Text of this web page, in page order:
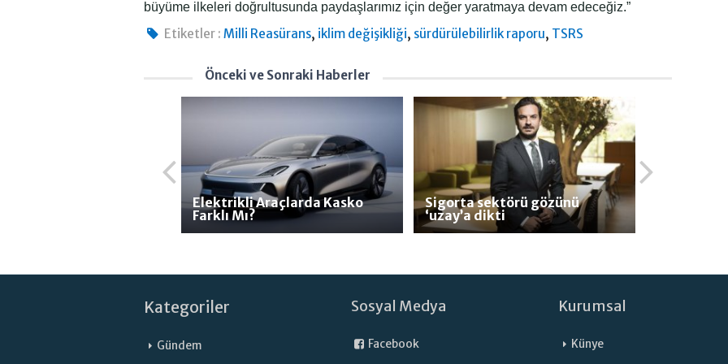
büyüme ilkeleri doğrultusunda paydaşlarımız için değer yaratmaya devam edeceğiz.”
Etiketler : Milli Reasürans, iklim değişikliği, sürdürülebilirlik raporu, TSRS
Önceki ve Sonraki Haberler
Elektrikli Araçlarda Kasko
Farklı Mı?
Sigorta sektörü gözünü
‘uzay’a dikti
Kategoriler
Gündem
Sosyal Medya
Facebook
Kurumsal
Künye